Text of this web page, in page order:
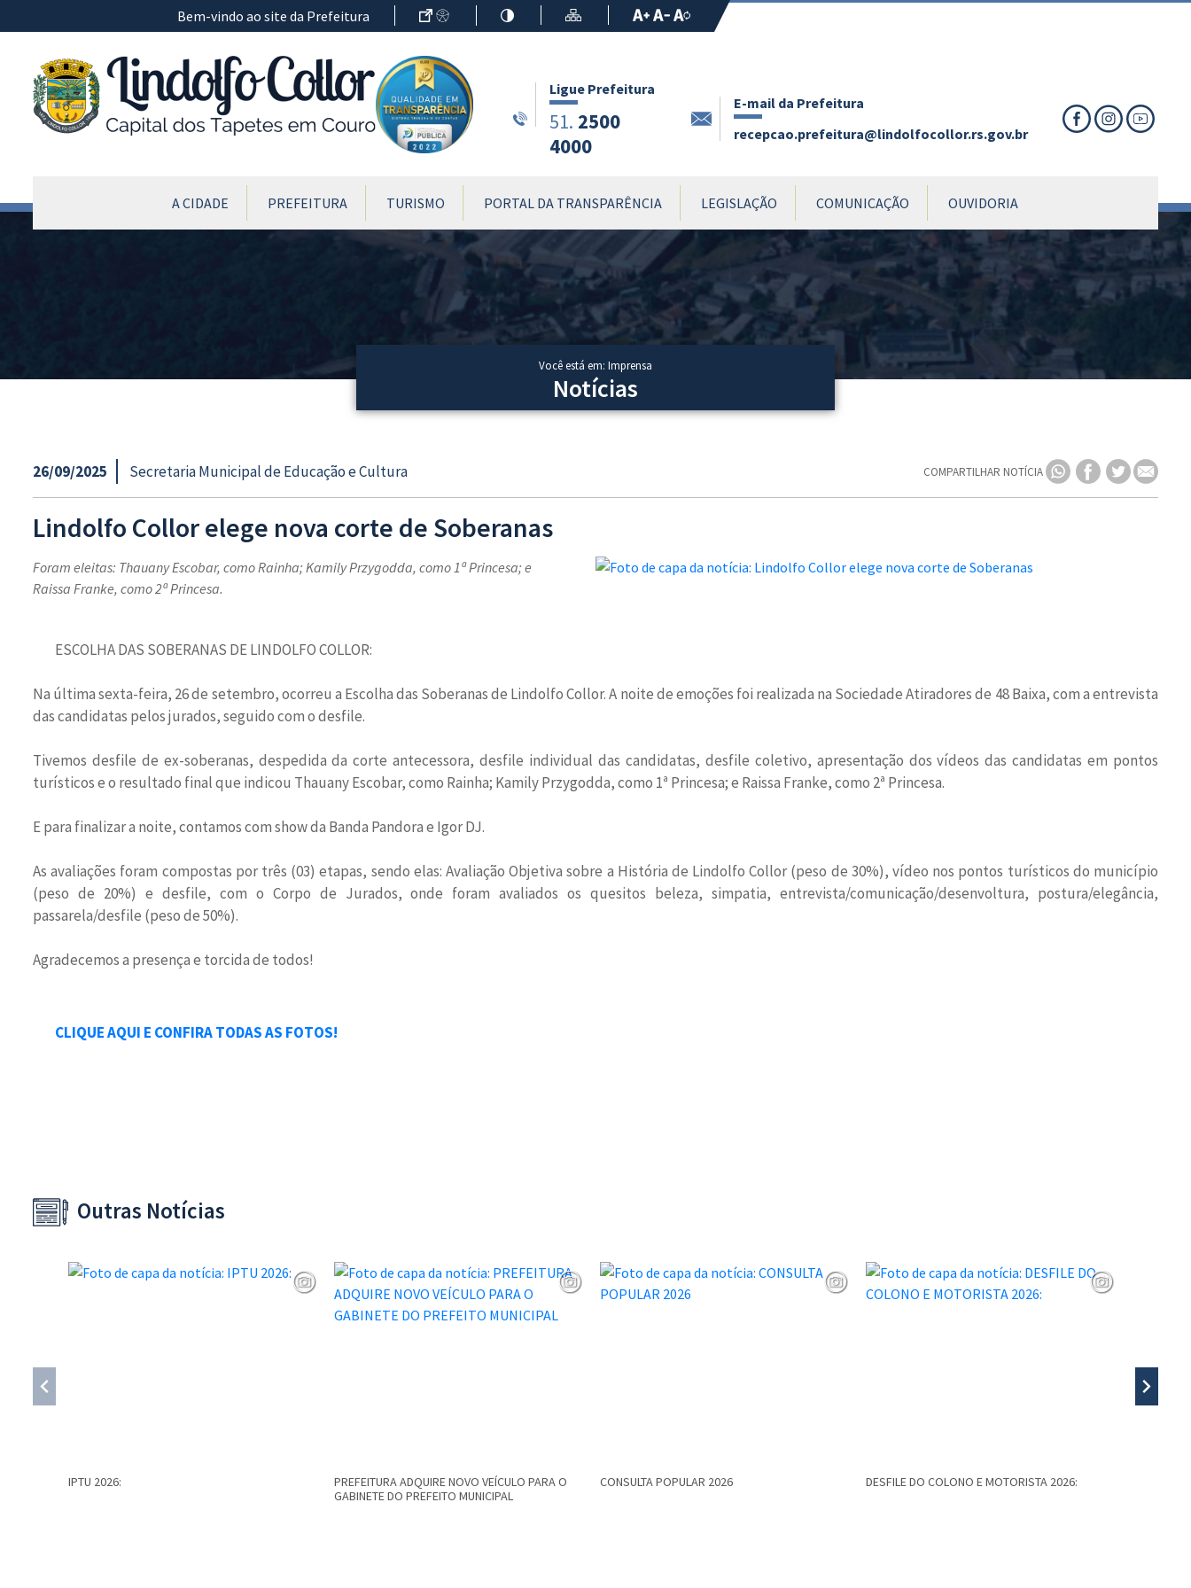
Bem-vindo ao site da Prefeitura Ir para o Conteúdo
AcessibilidadeAlto ContrasteMapa do Site Aumentar Fonte
Diminuir Fonte
Fonte Original
Ligue Prefeitura
51. 2500
4000
E-mail da Prefeitura
recepcao.prefeitura@lindolfocollor.rs.gov.br
CONTEÚDO DO MENU
A CIDADE PREFEITURA TURISMO PORTAL DA TRANSPARÊNCIA LEGISLAÇÃO COMUNICAÇÃO OUVIDORIA
Conteúdo Principal
Você está em: Imprensa
Notícias
26/09/2025 Secretaria Municipal de Educação e Cultura COMPARTILHAR NOTÍCIA
Lindolfo Collor elege nova corte de Soberanas
Foram eleitas: Thauany Escobar, como Rainha; Kamily Przygodda, como 1ª Princesa; e
Raissa Franke, como 2ª Princesa.
ESCOLHA DAS SOBERANAS DE LINDOLFO COLLOR:
Na última sexta-feira, 26 de setembro, ocorreu a Escolha das Soberanas de Lindolfo Collor. A noite de emoções foi realizada na Sociedade Atiradores de 48 Baixa, com a entrevista
das candidatas pelos jurados, seguido com o desfile.
Tivemos desfile de ex-soberanas, despedida da corte antecessora, desfile individual das candidatas, desfile coletivo, apresentação dos vídeos das candidatas em pontos
turísticos e o resultado final que indicou Thauany Escobar, como Rainha; Kamily Przygodda, como 1ª Princesa; e Raissa Franke, como 2ª Princesa.
E para finalizar a noite, contamos com show da Banda Pandora e Igor DJ.
As avaliações foram compostas por três (03) etapas, sendo elas: Avaliação Objetiva sobre a História de Lindolfo Collor (peso de 30%), vídeo nos pontos turísticos do município
(peso de 20%) e desfile, com o Corpo de Jurados, onde foram avaliados os quesitos beleza, simpatia, entrevista/comunicação/desenvoltura, postura/elegância,
passarela/desfile (peso de 50%).
Agradecemos a presença e torcida de todos!
CLIQUE AQUI E CONFIRA TODAS AS FOTOS!
Outras Notícias
IPTU 2026:
PREFEITURA ADQUIRE NOVO VEÍCULO PARA O
GABINETE DO PREFEITO MUNICIPAL
CONSULTA POPULAR 2026 DESFILE DO COLONO E MOTORISTA 2026: